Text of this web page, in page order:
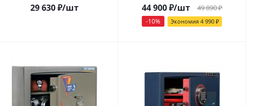
29 630₽/шт 44 900₽/шт 49 890₽
-10% Экономия 4 990 ₽